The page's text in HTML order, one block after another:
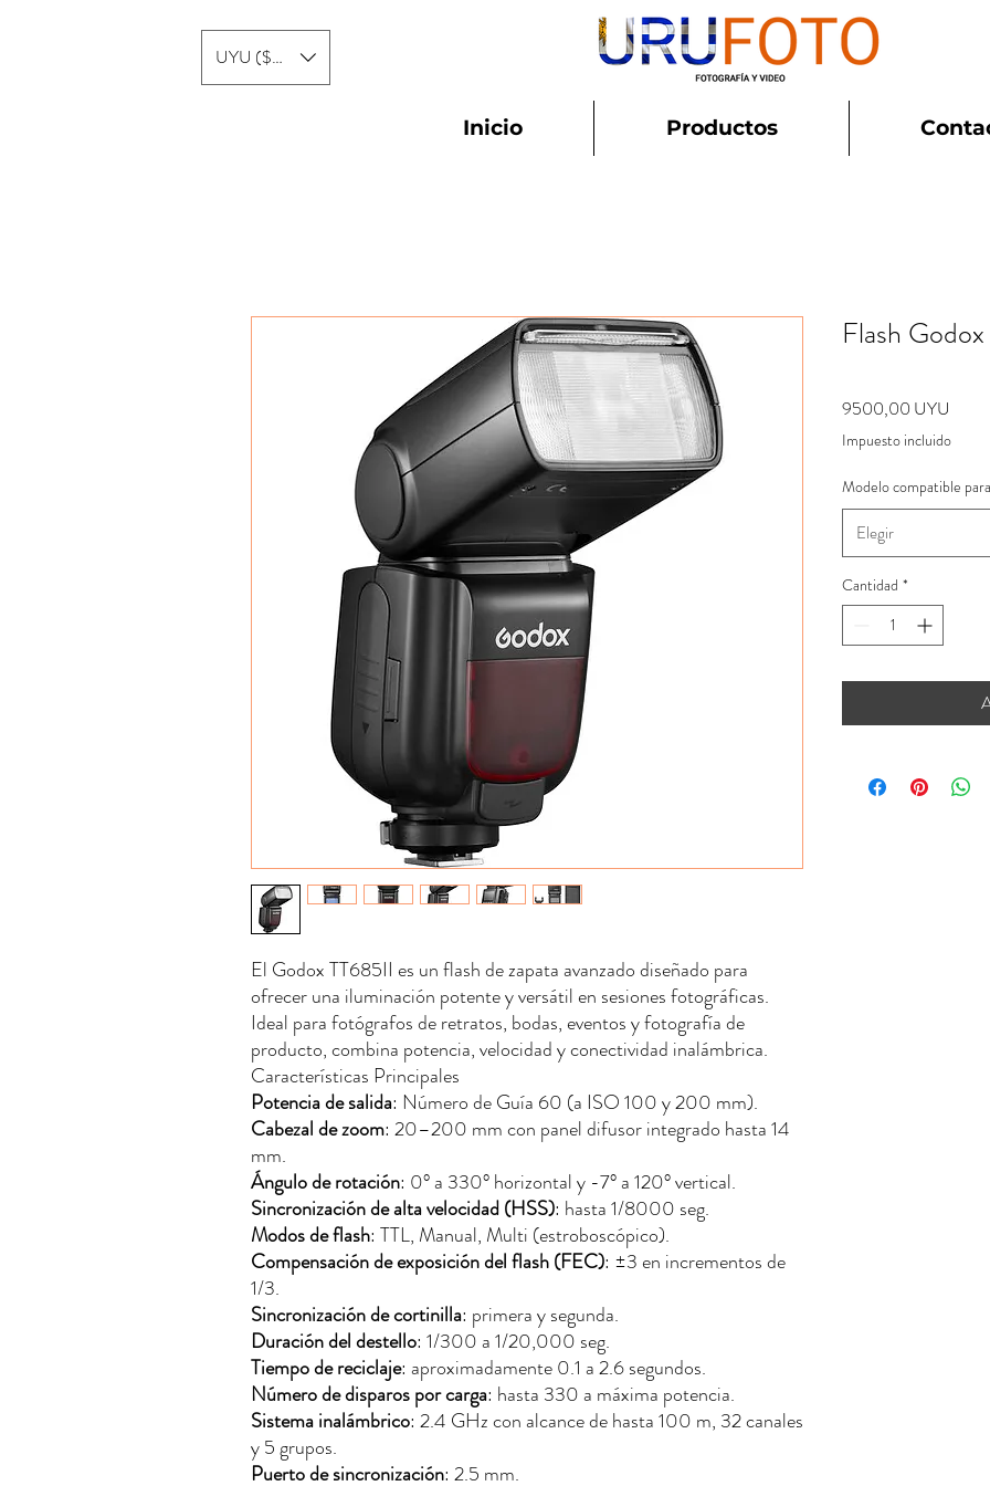
UYU ($U)
Inicio Productos
El Godox TT685II es un flash de zapata avanzado diseñado para
ofrecer una iluminación potente y versátil en sesiones fotográficas.
Ideal para fotógrafos de retratos, bodas, eventos y fotografía de
producto, combina potencia, velocidad y conectividad inalámbrica.
Características Principales
Potencia de salida: Número de Guía 60 (a ISO 100 y 200 mm).
Cabezal de zoom: 20–200 mm con panel difusor integrado hasta 14
mm.
Ángulo de rotación: 0° a 330° horizontal y -7° a 120° vertical.
Sincronización de alta velocidad (HSS): hasta 1/8000 seg.
Modos de flash: TTL, Manual, Multi (estroboscópico).
Compensación de exposición del flash (FEC): ±3 en incrementos de
1/3.
Sincronización de cortinilla: primera y segunda.
Duración del destello: 1/300 a 1/20,000 seg.
Tiempo de reciclaje: aproximadamente 0.1 a 2.6 segundos.
Número de disparos por carga: hasta 330 a máxima potencia.
Sistema inalámbrico: 2.4 GHz con alcance de hasta 100 m, 32 canales
y 5 grupos.
Puerto de sincronización: 2.5 mm.
Flash
9500,00 UYU
Impuesto incluido
Modelo compatible
Elegir
Cantidad *